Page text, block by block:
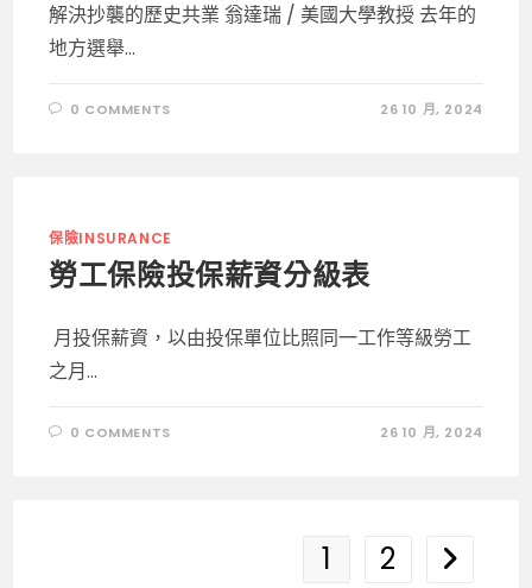
解決抄襲的歷史共業 翁達瑞 / 美國大學教授 去年的
地方選舉...
0 COMMENTS 26 10 月, 2024
保險INSURANCE
勞工保險投保薪資分級表
月投保薪資，以由投保單位比照同一工作等級勞工
之月...
0 COMMENTS 26 10 月, 2024
1 2 Go to the